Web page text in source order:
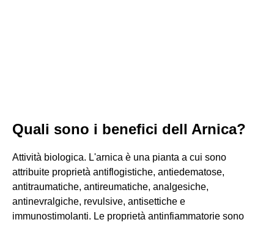
Quali sono i benefici dell Arnica?
Attività biologica. L'arnica è una pianta a cui sono
attribuite proprietà antiflogistiche, antiedematose,
antitraumatiche, antireumatiche, analgesiche,
antinevralgiche, revulsive, antisettiche e
immunostimolanti. Le proprietà antinfiammatorie sono